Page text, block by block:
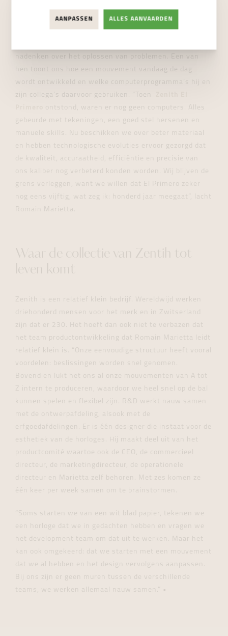
toekomst creëren aan de slag. Zij testen en kwalificeren
ze. Daarvoor gebruiken ze 3D, al zijn er ook laboratorium
nadenken over het oplossen van problemen. Een van
hen toont ons hoe een mouvement vandaag de dag
wordt ontwikkeld en welke computerprogramma’s hij en
zijn collega’s daarvoor gebruiken. “Toen
ontstond, waren er nog geen computers. Alles
gebeurde met tekeningen, een goed stel hersenen en
manuele skills. Nu beschikken we over beter materiaal
en hebben technologische evoluties ervoor gezorgd dat
de kwaliteit, accuraatheid, efficiëntie en precisie van
ons kaliber nog verbeterd konden worden. Wij blijven de
grens verleggen, want we willen dat El Primero zeker
nog eens vijftig, wat zeg ik: honderd jaar meegaat”, lacht
Romain Marietta.
Waar de collectie van Zentih tot
leven komt
Zenith is een relatief klein bedrijf. Wereldwijd werken
driehonderd mensen voor het merk en in Zwitserland
zijn dat er 230. Het hoeft dan ook niet te verbazen dat
het team productontwikkeling dat Romain Marietta leidt
relatief klein is. “Onze eenvoudige structuur heeft vooral
voordelen: beslissingen worden snel genomen.
Bovendien lukt het ons al onze mouvementen van A tot
Z intern te produceren, waardoor we heel snel op de bal
kunnen spelen en flexibel zijn. R&D werkt nauw samen
met de ontwerpafdeling, alsook met de
erfgoedafdelingen. Er is één designer die instaat voor de
esthetiek van de horloges. Hij maakt deel uit van het
productcomité waartoe ook de CEO, de commercieel
directeur, de marketingdirecteur, de operationele
directeur en Marietta zelf behoren. Met zes komen ze
één keer per week samen om te brainstormen.
“Soms starten we van een wit blad papier, tekenen we
een horloge dat we in gedachten hebben en vragen we
het development team om dat uit te werken. Maar het
kan ook omgekeerd: dat we starten met een mouvement
dat we al hebben en het design vervolgens aanpassen.
Bij ons zijn er geen muren tussen de verschillende
teams, we werken allemaal nauw samen.”
•
AANPASSEN ALLES AANVAARDEN